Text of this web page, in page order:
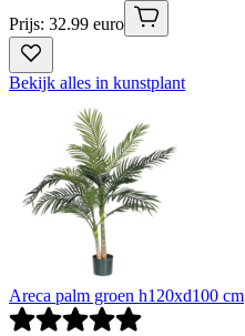
Prijs: 32.99 euro
Bekijk alles in kunstplant
Areca palm groen h120xd100 cm